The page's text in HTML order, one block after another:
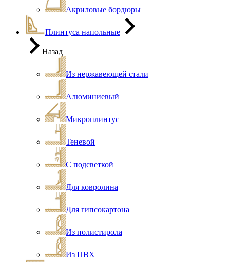
Акриловые бордюры
Плинтуса напольные
Назад
Из нержавеющей стали
Алюминиевый
Микроплинтус
Теневой
С подсветкой
Для ковролина
Для гипсокартона
Из полистирола
Из ПВХ